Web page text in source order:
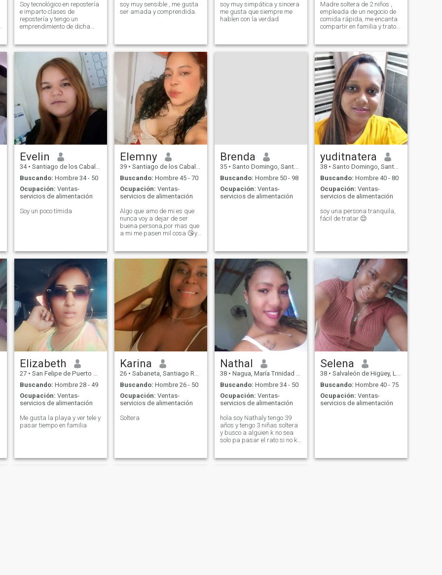
Soy tecnológico en repostería
e imparto clases de
repostería y tengo un
emprendimiento de dicha
soy muy sensible , me gusta
ser amada y comprendida.
soy muy simpática y sincera
me gusta que siempre me
hablen con la verdad
Madre soltera de 2 niños ,
empleada de un negocio de
comida rápida, me encanta
compartir en familia y trato
Evelin
34 • Santiago de los Caballeros, Santiago, Rep. Dominicana
Buscando: Hombre 34 - 50
Ocupación: Ventas-
servicios de alimentación
Soy un poco tímida
Elemny
39 • Santiago de los Caballeros, Santiago, Rep. Dominicana
Buscando: Hombre 45 - 70
Ocupación: Ventas-
servicios de alimentación
Algo que amo de mi es que
nunca voy a dejar de ser
buena persona,por mas que
a mi me pasen mil cosa 😘ya
observadora ,odio la mentira
y no me gustan las excusa
,me gusta la lluvia y amo el
Brenda
35 • Santo Domingo, Santo Domingo, Rep. Dominicana
Buscando: Hombre 50 - 98
Ocupación: Ventas-
servicios de alimentación
yuditnatera
38 • Santo Domingo, Santo Domingo, Rep. Dominicana
Buscando: Hombre 40 - 80
Ocupación: Ventas-
servicios de alimentación
soy una persona tranquila,
fácil de tratar 😌
Elizabeth
27 • San Felipe de Puerto Plata, Puerto Plata, Rep. Dominicana
Buscando: Hombre 28 - 49
Ocupación: Ventas-
servicios de alimentación
Me gusta la playa y ver tele y
pasar tiempo en familia
Karina
26 • Sabaneta, Santiago Rodríguez, Rep. Dominicana
Buscando: Hombre 26 - 50
Ocupación: Ventas-
servicios de alimentación
Soltera
Nathal
38 • Nagua, María Trinidad Sánchez, Rep. Dominicana
Buscando: Hombre 34 - 50
Ocupación: Ventas-
servicios de alimentación
hola soy Nathaly tengo 39
años y tengo 3 niñas soltera
y busco a alguien k no sea
solo pa pasar el rato si no k
mentiras ni k.me cojan de
Selena
38 • Salvaleón de Higüey, La Altagracia, Rep. Dominicana
Buscando: Hombre 40 - 75
Ocupación: Ventas-
servicios de alimentación